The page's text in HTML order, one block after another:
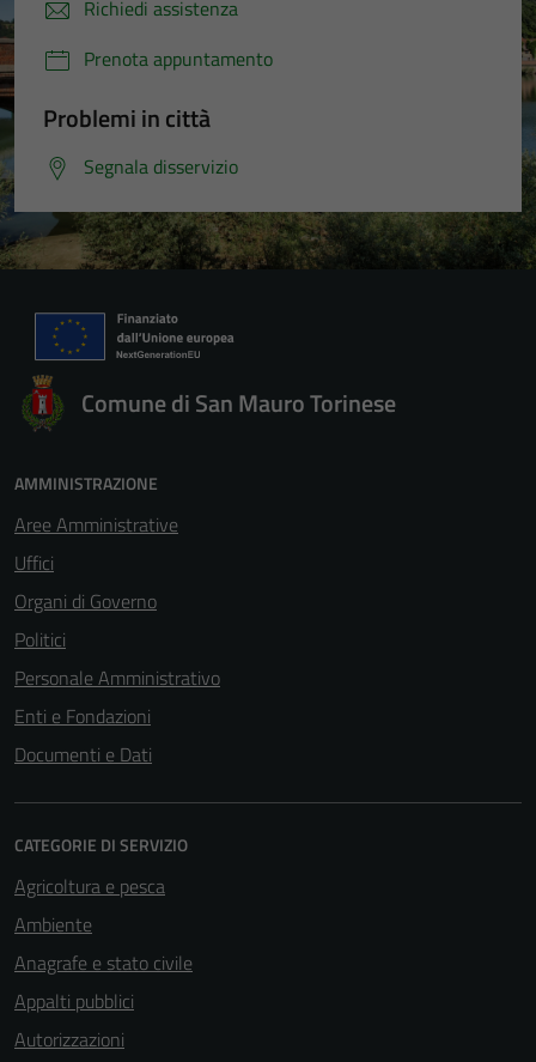
Richiedi assistenza
Prenota appuntamento
Problemi in città
Segnala disservizio
Comune di San Mauro Torinese
AMMINISTRAZIONE
Aree Amministrative
Uffici
Organi di Governo
Politici
Personale Amministrativo
Enti e Fondazioni
Documenti e Dati
CATEGORIE DI SERVIZIO
Agricoltura e pesca
Ambiente
Anagrafe e stato civile
Appalti pubblici
Autorizzazioni